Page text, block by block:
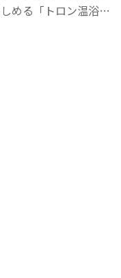
める「トロン温浴施